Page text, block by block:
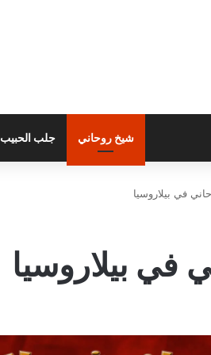
شيخ روحاني جلب الحبيب
في بيلاروسيا
في بيلاروسيا